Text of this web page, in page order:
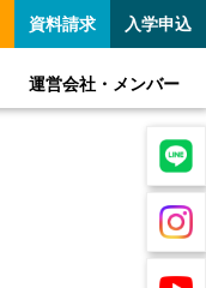
運営会社・メンバー
資料請求 入学申込